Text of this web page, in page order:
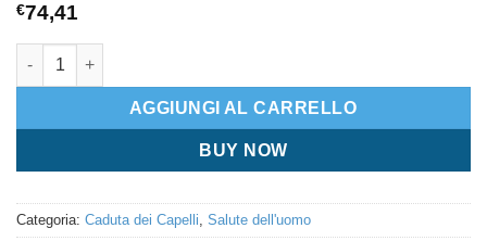
€74,41
Finalo quantità
AGGIUNGI AL CARRELLO
BUY NOW
Categoria: Caduta dei Capelli Salute dell'uomo